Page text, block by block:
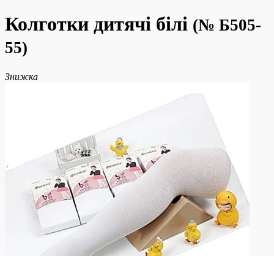
Колготки дитячі білі (№ Б505-
55)
Знижка